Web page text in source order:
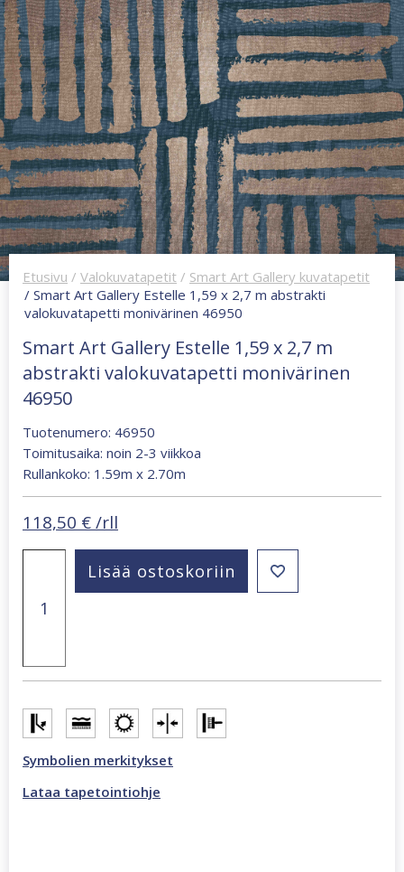
Etusivu / Valokuvatapetit / Smart Art Gallery kuvatapetit
/ Smart Art Gallery Estelle 1,59 x 2,7 m abstrakti
valokuvatapetti monivärinen 46950
Smart Art Gallery Estelle 1,59 x 2,7 m
abstrakti valokuvatapetti monivärinen
46950
Tuotenumero: 46950
Toimitusaika: noin 2-3 viikkoa
Rullankoko: 1.59m x 2.70m
118,50 € /rll
Estelle
2,7
m
valokuvatapetti
monivärinen
46950
Lisää ostoskoriin
Symbolien merkitykset
Lataa tapetointiohje